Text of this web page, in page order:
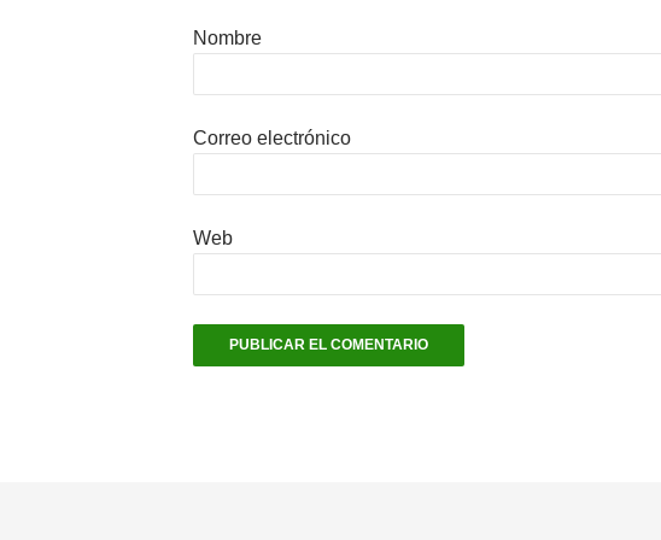
Nombre
Correo electrónico
Web